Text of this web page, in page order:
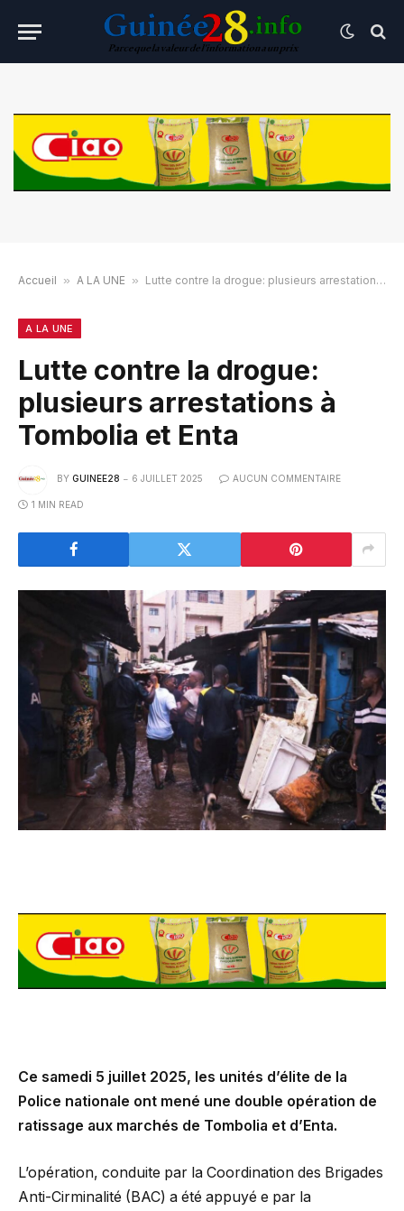
Accueil » A LA UNE » Lutte contre la drogue: plusieurs arrestations à Tombolia et Enta
A LA UNE
Lutte contre la drogue:
plusieurs arrestations à
Tombolia et Enta
BY GUINEE28 6 JUILLET 2025 AUCUN COMMENTAIRE
1 MIN READ
Ce samedi 5 juillet 2025, les unités d’élite de la
Police nationale ont mené une double opération de
ratissage aux marchés de Tombolia et d’Enta.
L’opération, conduite par la Coordination des Brigades
Anti-Cirminalité (BAC) a été appuyé e par la